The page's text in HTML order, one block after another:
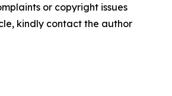
or copyright issues
kindly contact the author